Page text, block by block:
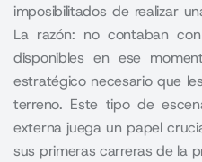
imposibilitados de realizar
La razón: no contaban
disponibles en ese
estratégico necesario que
terreno. Este tipo de
externa juega un papel
sus primeras carreras de la